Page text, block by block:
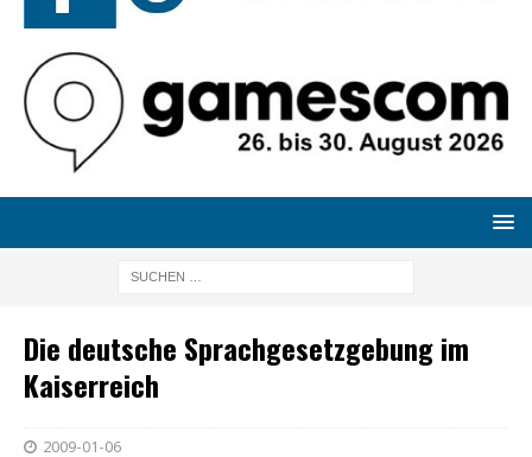
Die deutsche Sprachgesetzgebung im
Kaiserreich
2009-01-06